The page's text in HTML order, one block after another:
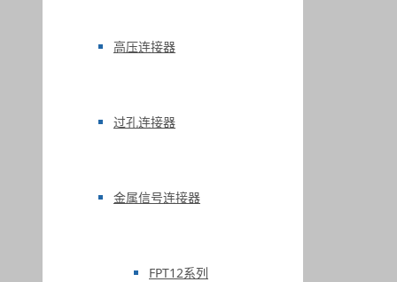
高压连接器
过孔连接器
金属信号连接器
FPT12系列